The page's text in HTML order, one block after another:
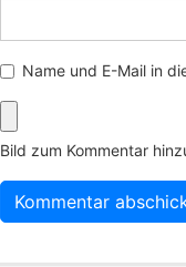
Name und E-Mail in
Bild zum Kommentar